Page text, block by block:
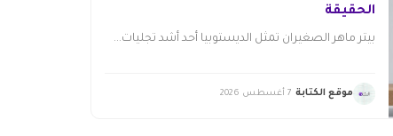
الحقيقة
بيتر ماهر الصغيران تمثل الديستوبيا أحد أشد تجليات...
موقع الكتابة 7 أغسطس 2026